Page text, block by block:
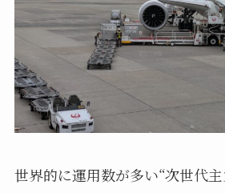
世界的に運用数が多い“次世代主